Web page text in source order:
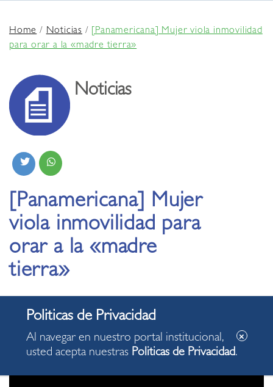
Home/Noticias /
[Panamericana] Mujer viola inmovilidad
para orar a la «madre tierra»
Noticias
[Panamericana] Mujer
viola inmovilidad para
orar a la «madre
tierra»
11.05.2020
Al navegar en nuestro portal institucional,
usted acepta nuestras Politicas de Privacidad.